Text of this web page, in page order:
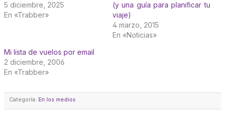
5 diciembre, 2025
En «Trabber»
(y una guía para planificar tu
viaje)
4 marzo, 2015
En «Noticias»
Mi lista de vuelos por email
2 diciembre, 2006
En «Trabber»
Categoría: En los medios